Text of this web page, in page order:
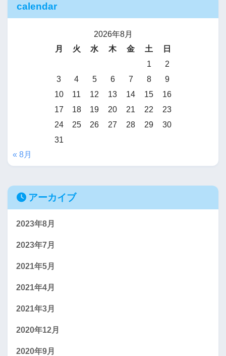
calendar
2026年8月
月
火 水 木 金 土
日
1
2
3
4 5 6 7 8
9
10
11 12 13 14 15
16
17
18 19 20 21 22
23
24
25 26 27 28 29
30
31
« 8月
アーカイブ
2023年8月
2023年7月
2021年5月
2021年4月
2021年3月
2020年12月
2020年9月